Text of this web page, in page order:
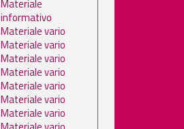
Materiale
informativo
Materiale vario
Materiale vario
Materiale vario
Materiale vario
Materiale vario
Materiale vario
Materiale vario